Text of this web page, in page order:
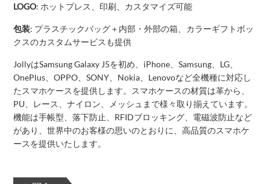
LOGO: ホットプレス、印刷、カスタマイズ可能
包装: プラスチックバッグ＋内部・外部の箱、カラーギフトボッ
クスのカスタムサービスも提供
JollyはSamsung Galaxy J5を初め、iPhone、Samsung、LG、
OnePlus、OPPO、SONY、Nokia、Lenovoなど全機種に対応し
たスマホケースを提供します。スマホケースの材質は革から、
PU、レース、ナイロン、メッシュまで様々取り揃えています。
機能は手帳型、落下防止、RFIDブロッキング、電磁波防止など
があり、世界中のお客様の思いのとおりに、高品質のスマホケ
ースを提供いたします。